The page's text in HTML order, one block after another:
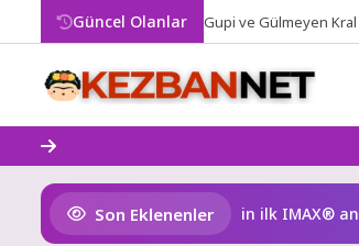
Güncel Olanlar Gupi ve Gülmeyen
Son Eklenenler
Gülmeyen Kral Türkiye’nin ilk IMAX®